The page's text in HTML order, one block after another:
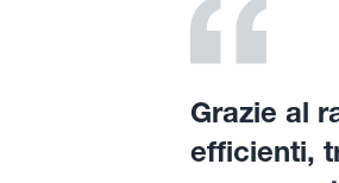
Grazie al
efficienti,